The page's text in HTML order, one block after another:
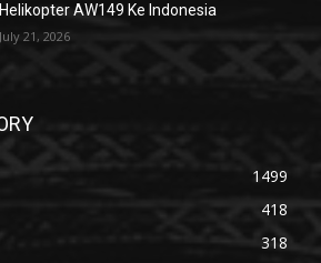
Helikopter AW149 Ke Indonesia
July 21, 2026
1499
418
318